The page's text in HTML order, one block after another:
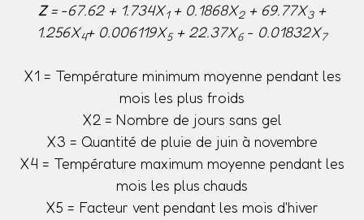
Z= -67.62 + 1.734X1+ 0.1868X2+ 69.77X3+
1.256X4+ 0.006119X5+ 22.37X6- 0.01832X7
X1 = Température minimum moyenne pendant les
mois les plus froids
X2 = Nombre de jours sans gel
X3 = Quantité de pluie de juin à novembre
X4 = Température maximum moyenne pendant les
mois les plus chauds
X5 = Facteur vent pendant les mois d'hiver